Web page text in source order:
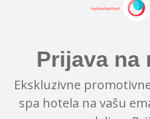
Prijava na
Ekskluzivne
spa hotela na vašu